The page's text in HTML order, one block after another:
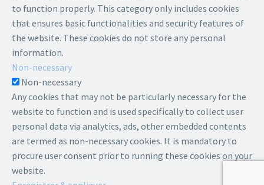
to function properly. This category only includes cookies
that ensures basic functionalities and security features of
the website. These cookies do not store any personal
information.
Non-necessary
Non-necessary
Any cookies that may not be particularly necessary for the
website to function and is used specifically to collect user
personal data via analytics, ads, other embedded contents
are termed as non-necessary cookies. It is mandatory to
procure user consent prior to running these cookies on your
website.